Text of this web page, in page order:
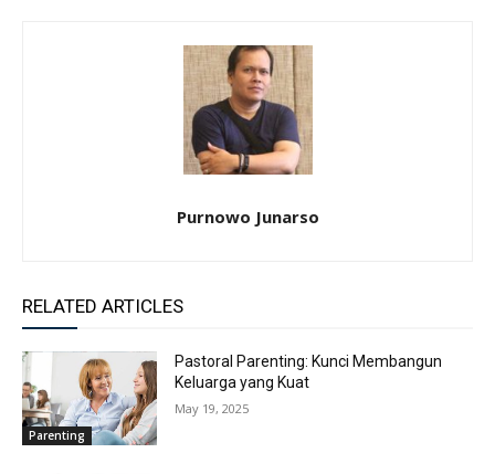
Purnowo Junarso
RELATED ARTICLES
Parenting
Pastoral Parenting: Kunci Membangun
Keluarga yang Kuat
May 19, 2025